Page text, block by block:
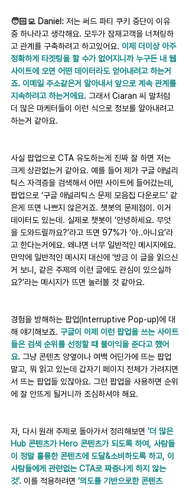
🧑🏻‍💻 Daniel: 저는 써드 파티 쿠키 중단이 이유
중 하나라고 생각해요. 모두가 잠재고객을 너쳐링하
고 관계를 구축하려고 하고있어요. 이제 더이상 아주
정확하게 타겟팅을 할 수가 없어지니까 누구든 내 웹
사이트에 오면 어떤 데이터라도 얻어내려고 하는거
죠. 이메일 주소같은거 알아내서 앞으로 계속 관계를
지속하려고 하는거에요. 그래서 Ciaran 씨 말처럼
더 많은 마케터들이 이런 식으로 정보를 알아내려고
하는거 같아요.
사실 팝업으로 CTA 유도하는게 진짜 잘 하면 저는
크게 상관없는거 같아요. 예를 들어 제가 구글 애널리
틱스 자격증을 검색해서 어떤 사이트에 들어갔는데,
팝업으로 ‘구글 애널리틱스 문제 모음집 다운로드’ 같
은게 뜨면 나쁘지 않은거죠. 챗봇의 문제점이. 이거
데이터도 있는데. 실제로 챗봇이 ‘안녕하세요. 무엇
을 도와드릴까요?’라고 뜨면 97%가 ‘아..아니요’라
고 한다는거에요. 왜냐면 너무 일반적인 메시지에요.
만약에 일반적인 메시지 대신에 ‘방금 이 글을 읽으신
거 보니, 같은 주제의 이런 글에도 관심이 있으실까
요?’라는 메시지가 뜨면 눌러볼 것 같아요.
경험을 방해하는 팝업(Interruptive Pop-up)에 대
해 얘기해보죠. 구글이 이제 이런 팝업을 쓰는 사이트
들은 검색 순위를 선정할 때 불이익을 준다고 했어
요. 그냥 콘텐츠 양옆이나 여백 어딘가에 뜨는 팝업
말고, 뭐 읽고 있는데 갑자기 페이지 전체가 가려지면
서 뜨는 팝업들 있잖아요. 그런 팝업을 사용하면 순위
에 잘 안뜨게 될거니까 조심하셔야 해요.
자, 다시 원래 주제로 돌아가서 정리해보면 '더 많은
Hub 콘텐츠가 Hero 콘텐츠가 되도록 하여, 사람들
이 정말 훌륭한 콘텐츠에 도달&소비하도록 하고, 이
사람들에게 관련없는 CTA로 짜증나게 하지 않는
것'. 이를 적용하려면 ‘의도를 기반으로한 콘텐츠